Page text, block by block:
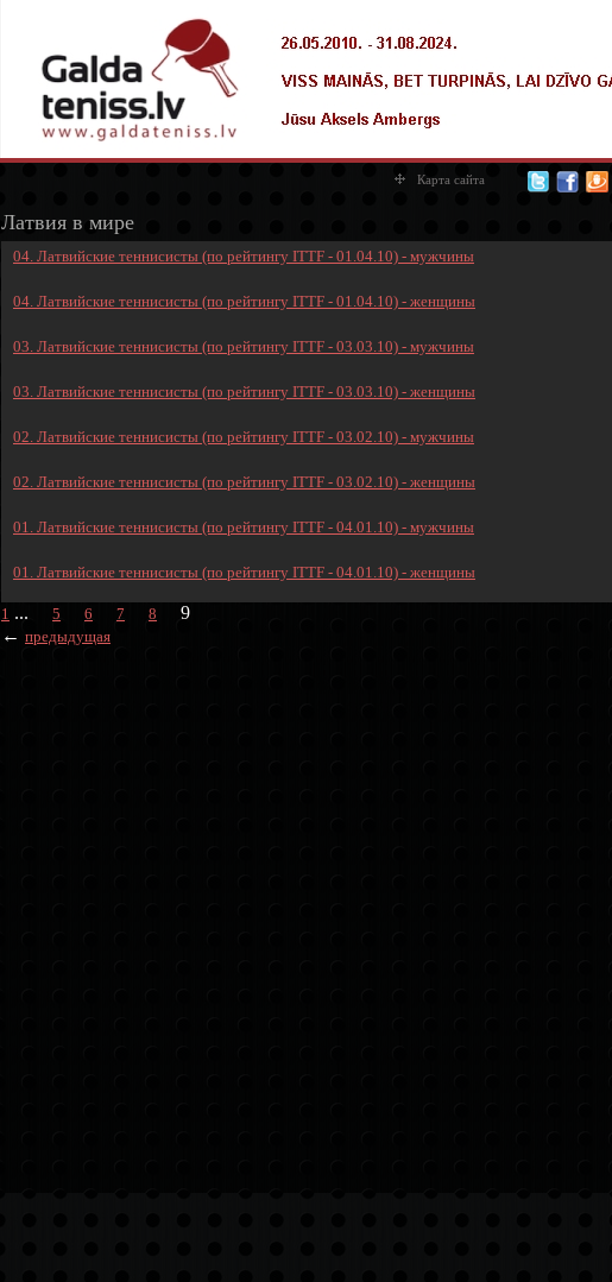
Карта сайта
Латвия в мире
04. Латвийские теннисисты (по рейтингу ITTF - 01.04.10) - мужчины
04. Латвийские теннисисты (по рейтингу ITTF - 01.04.10) - женщины
03. Латвийские теннисисты (по рейтингу ITTF - 03.03.10) - мужчины
03. Латвийские теннисисты (по рейтингу ITTF - 03.03.10) - женщины
02. Латвийские теннисисты (по рейтингу ITTF - 03.02.10) - мужчины
02. Латвийские теннисисты (по рейтингу ITTF - 03.02.10) - женщины
01. Латвийские теннисисты (по рейтингу ITTF - 04.01.10) - мужчины
01. Латвийские теннисисты (по рейтингу ITTF - 04.01.10) - женщины
1 ... 5 6 7 8
9
← предыдущая